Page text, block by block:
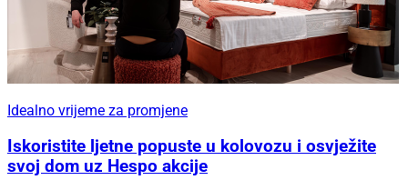
Idealno vrijeme za promjene
Iskoristite ljetne popuste u kolovozu i osvježite
svoj dom uz Hespo akcije